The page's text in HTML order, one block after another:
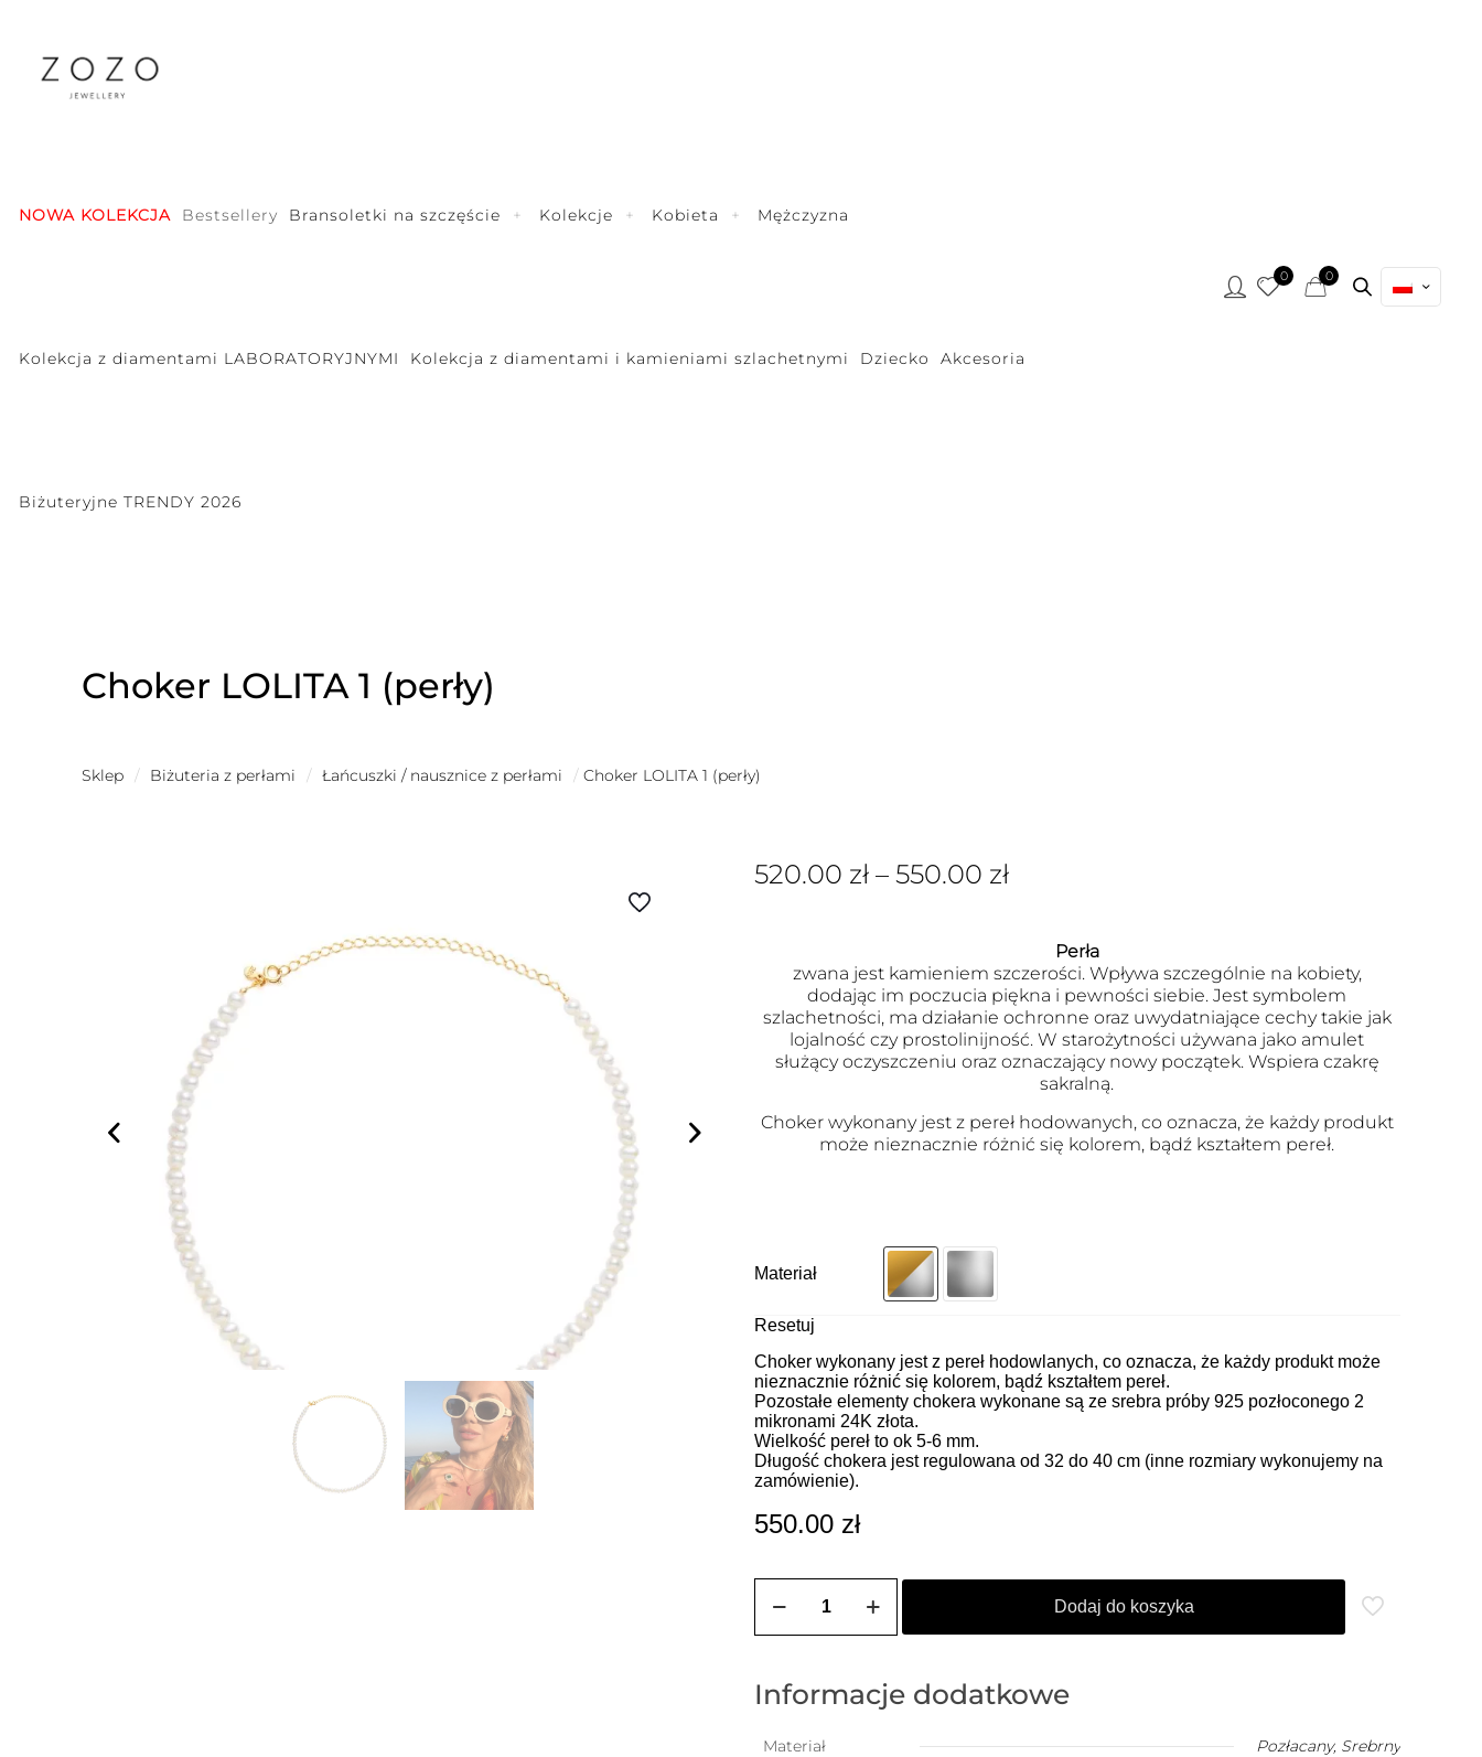
NOWA KOLEKCJA Bestsellery Bransoletki na szczęście Kolekcje Kobieta Mężczyzna
Kolekcja z diamentami LABORATORYJNYMI Kolekcja z diamentami i kamieniami szlachetnymi Dziecko Akcesoria
Biżuteryjne TRENDY 2026
0 0
Choker LOLITA 1 (perły)
Sklep / Biżuteria z perłami / Łańcuszki / nausznice z perłami / Choker LOLITA 1 (perły)
520.00 zł – 550.00 zł
Perła
zwana jest kamieniem szczerości. Wpływa szczególnie na kobiety,
dodając im poczucia piękna i pewności siebie. Jest symbolem
szlachetności, ma działanie ochronne oraz uwydatniające cechy takie jak
lojalność czy prostolinijność. W starożytności używana jako amulet
służący oczyszczeniu oraz oznaczający nowy początek. Wspiera czakrę
sakralną.
Choker wykonany jest z pereł hodowanych, co oznacza, że każdy produkt
może nieznacznie różnić się kolorem, bądź kształtem pereł.
Materiał
Resetuj
Choker wykonany jest z pereł hodowlanych, co oznacza, że każdy produkt może
nieznacznie różnić się kolorem, bądź kształtem pereł.
Pozostałe elementy chokera wykonane są ze srebra próby 925 pozłoconego 2
mikronami 24K złota.
Wielkość pereł to ok 5-6 mm.
Długość chokera jest regulowana od 32 do 40 cm (inne rozmiary wykonujemy na
zamówienie).
550.00 zł
Choker
Dodaj do koszyka
Informacje dodatkowe
Materiał Pozłacany, Srebrny